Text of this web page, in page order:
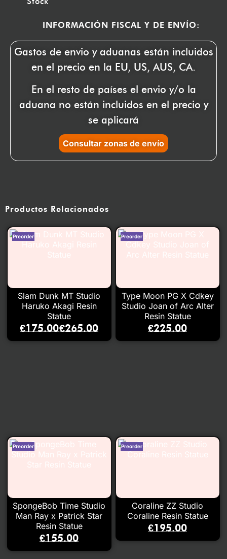
INFORMACIÓN FISCAL Y DE ENVÍO:
Gastos de envio y aduanas están incluidos
en el precio en la EU, US, AUS, CA.
En el resto de países el envio y/o la
aduana no están incluidos en el precio y
se aplicará
Consultar zonas de envío
Productos Relacionados
Slam Dunk MT Studio
Haruko Akagi Resin
Statue
€175.00€265.00
Type Moon PG X Cdkey
Studio Joan of Arc Alter
Resin Statue
€225.00
SpongeBob Time Studio
Man Ray x Patrick Star
Resin Statue
€155.00
Coraline ZZ Studio
Coraline Resin Statue
€195.00